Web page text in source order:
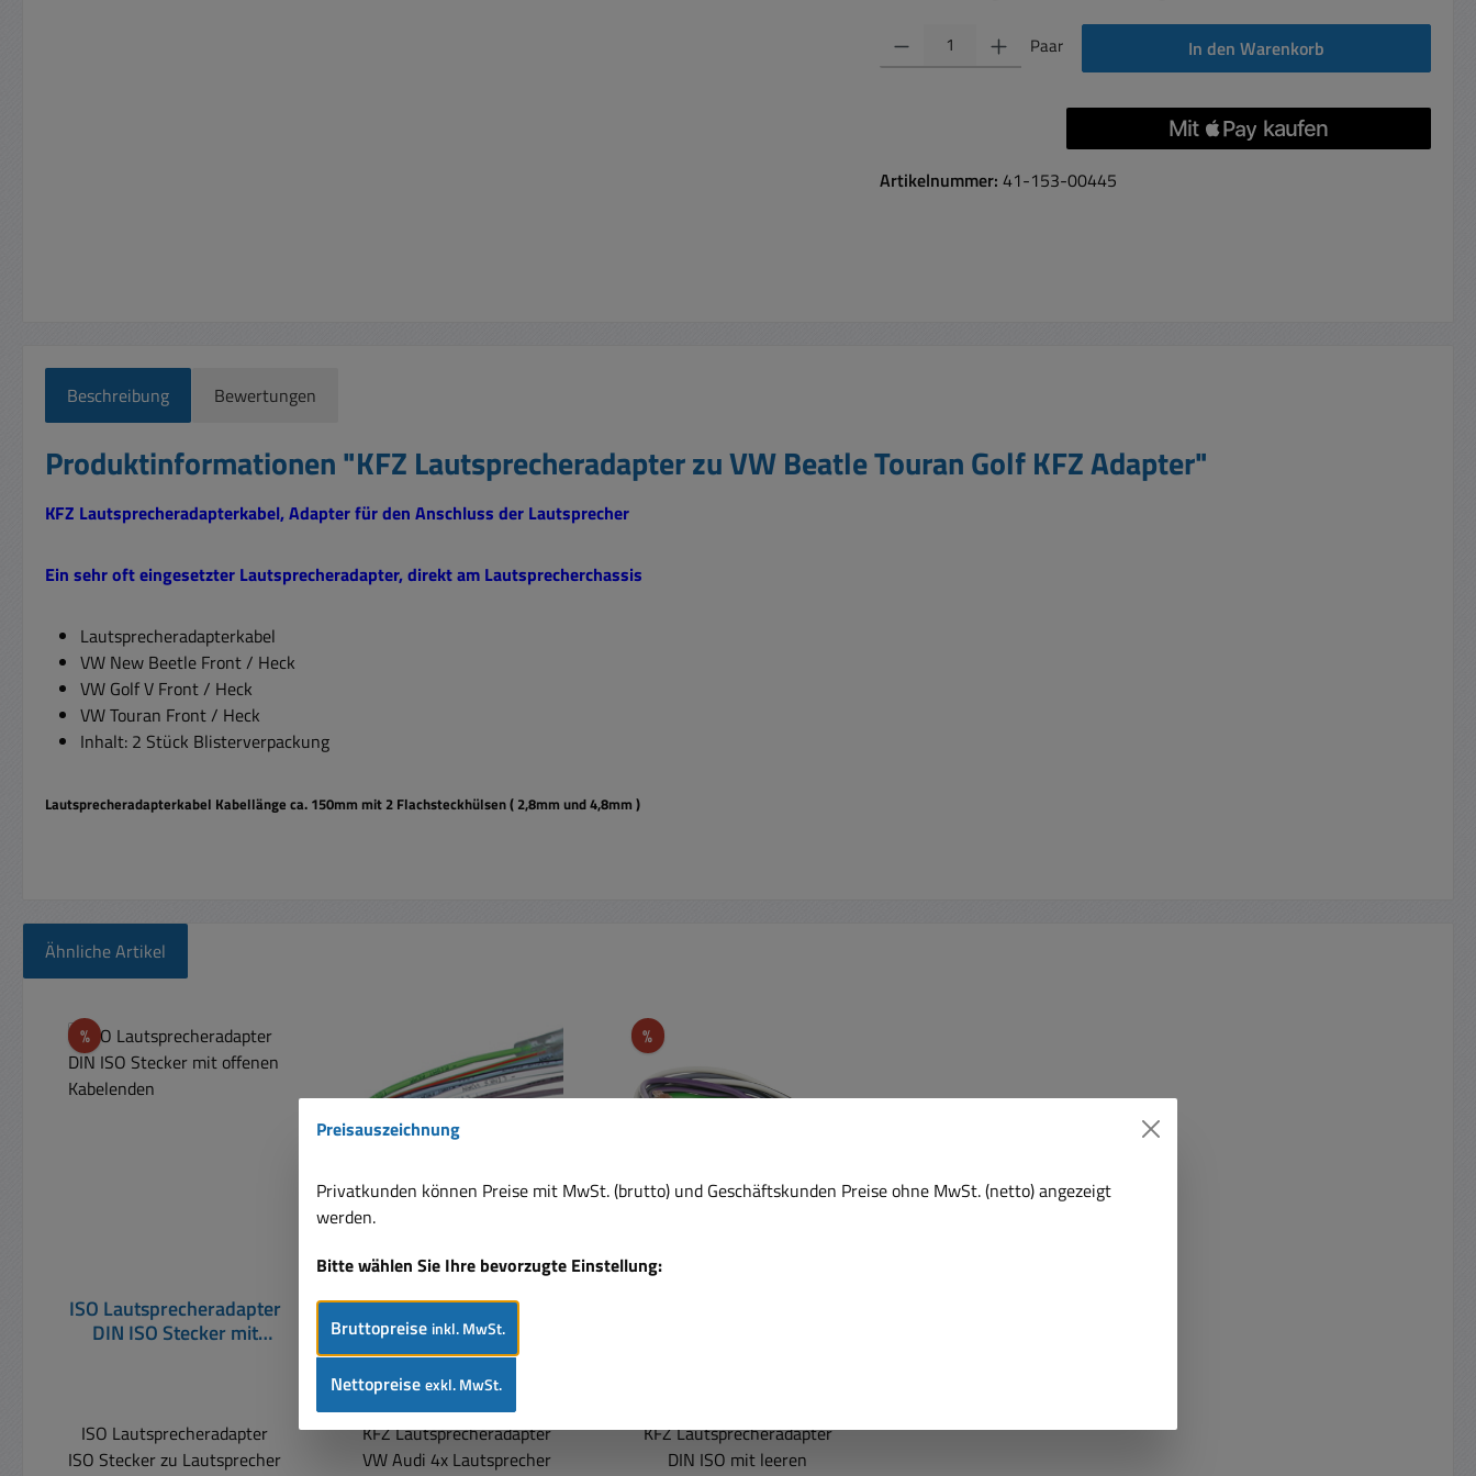
Produkt Anzahl: Gib den gewünschten Wert ein oder benutze die Schaltflächen um die
Paar In den Warenkorb
Artikelnummer: 41-153-00445
Beschreibung Bewertungen
Produktinformationen "KFZ Lautsprecheradapter zu VW Beatle Touran Golf KFZ Adapter"
KFZ Lautsprecheradapterkabel,Adapter für den Anschluss der Lautsprecher
Ein sehr oft eingesetzter Lautsprecheradapter, direkt am Lautsprecherchassis
Lautsprecheradapterkabel
VW New Beetle Front / Heck
VW Golf V Front / Heck
VW Touran Front / Heck
Inhalt: 2 Stück Blisterverpackung
Lautsprecheradapterkabel Kabellänge ca. 150mm mit 2 Flachsteckhülsen ( 2,8mm und 4,8mm )
Ähnliche Artikel
Produktgalerie überspringen
%Rabatt
ISO Lautsprecheradapter
DIN ISO Stecker mit
ISO Lautsprecheradapter
ISO Stecker zu Lautsprecher
KFZ
Lautsprecheradapter VW
Audi 4x LS DIN ISO
Adapterkabel
KFZ Lautsprecheradapter
VW Audi 4x Lautsprecher
%Rabatt
KFZ Lautsprecheradapter
DIN ISO mit leeren
Preisauszeichnung
Privatkunden können Preise mit MwSt. (brutto) und Geschäftskunden Preise ohne MwSt. (netto) angezeigt
werden.
Bitte wählen Sie Ihre bevorzugte Einstellung:
Bruttopreise inkl. MwSt.
Nettopreiseexkl. MwSt.